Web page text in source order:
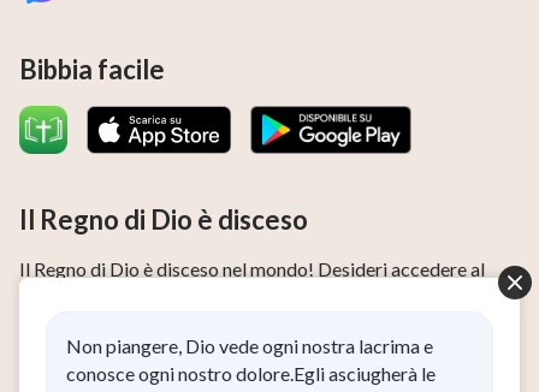
Bibbia facile
Il Regno di Dio è disceso
Il Regno di Dio è disceso nel mondo! Desideri accedere al
Ho letto e accetto l’ Informativa sulla privacy.
Non piangere, Dio vede ogni nostra lacrima e
conosce ogni nostro dolore.Egli asciugherà le